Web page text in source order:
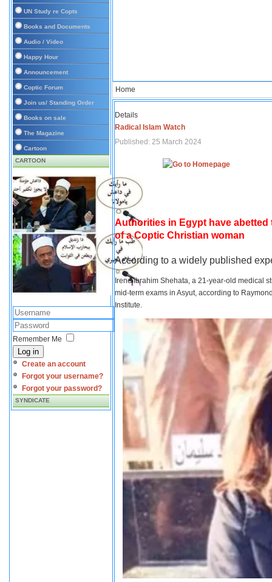
UN Study re Copts
Books and Documents
Audio / Video
Happy Hour
Announcement
Coptic Forum
Join us/ Standing Order
Books on sale
The Magazine
Cartoon
CARTOON
Remember Me
Log in
Create an account
Forgot your username?
Forgot your password?
SYNDICATE
Home
Details
Radical Islam Watch
Published: 25 March 2024
Authorities in Egypt have
of a Coptic Christian woman
According to a widely published
Irene Ibrahim Shehata, a 21-year-old medical
mid-term exams in Asyut, according to
Institute.